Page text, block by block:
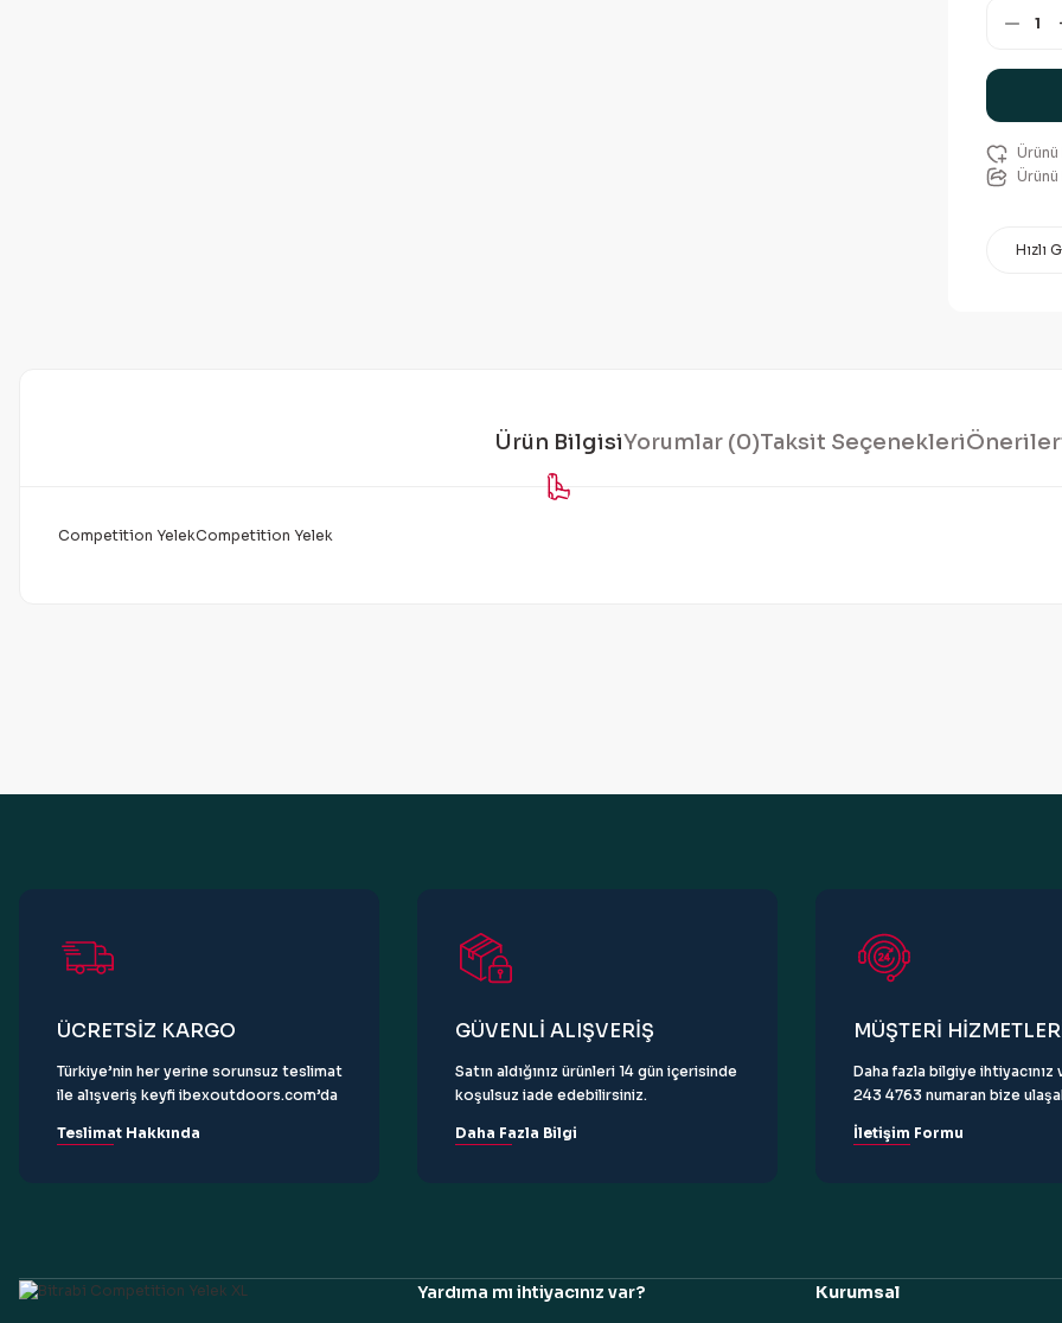
Ürünü
Hızlı
Ürün BilgisiYorumlar (0)Taksit Seçenekleri
Competition YelekCompetition Yelek
ÜCRETSİZ KARGO
Türkiye’nin her yerine sorunsuz teslimat
ile alışveriş keyfi ibexoutdoors.com’da
Teslimat Hakkında
GÜVENLİ ALIŞVERİŞ
Satın aldığınız ürünleri 14 gün içerisinde
koşulsuz iade edebilirsiniz.
Daha Fazla Bilgi
MÜŞTERİ
Daha fazla bilgiye ihtiyacınız
243 4763 numaran bize
İletişim Formu
Yardıma mı ihtiyacınız var? Kurumsal